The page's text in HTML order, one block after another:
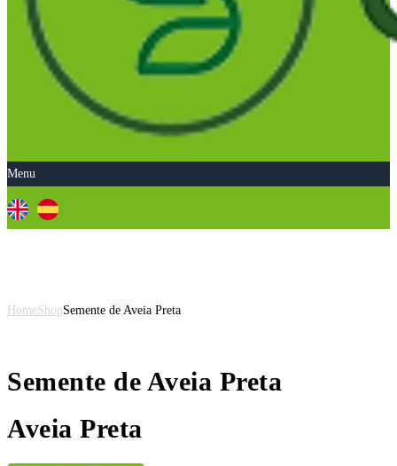
Menu
HomeShopSemente de Aveia Preta
Semente de Aveia Preta
Aveia Preta